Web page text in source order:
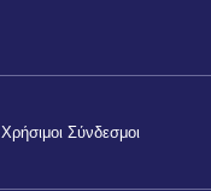
Χρήσιμοι Σύνδεσμοι